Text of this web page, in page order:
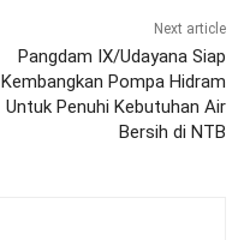
Next article
Pangdam IX/Udayana Siap
Kembangkan Pompa Hidram
Untuk Penuhi Kebutuhan Air
Bersih di NTB